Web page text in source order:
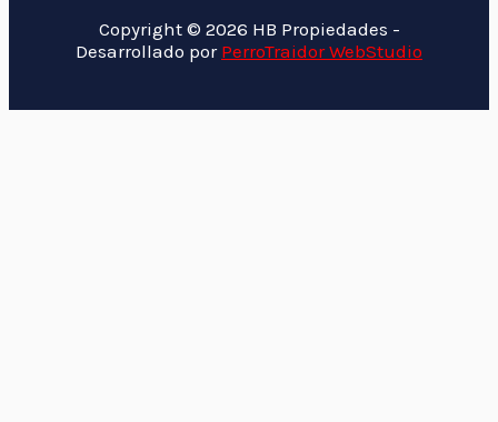
Copyright © 2026 HB Propiedades -
Desarrollado por PerroTraidor WebStudio